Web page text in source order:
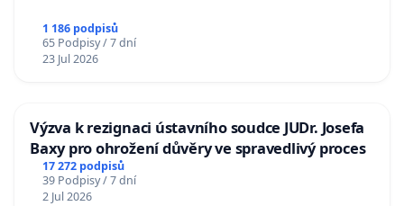
1 186 podpisů
65 Podpisy / 7 dní
23 Jul 2026
Výzva k rezignaci ústavního soudce JUDr. Josefa
Baxy pro ohrožení důvěry ve spravedlivý proces
17 272 podpisů
39 Podpisy / 7 dní
2 Jul 2026